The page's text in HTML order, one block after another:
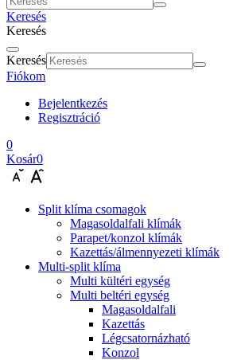
Keresés
Keresés
Keresés
Fiókom
Bejelentkezés
Regisztráció
0
Kosár0
Split klíma csomagok
Magasoldalfali klímák
Parapet/konzol klímák
Kazettás/álmennyezeti klímák
Multi-split klíma
Multi kültéri egység
Multi beltéri egység
Magasoldalfali
Kazettás
Légcsatornázható
Konzol